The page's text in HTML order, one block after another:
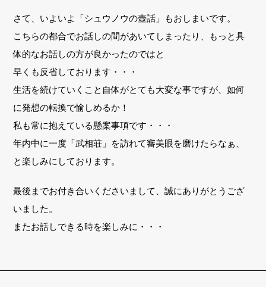
さて、いよいよ「シュウノウの壺話」もおしまいです。
こちらの都合でお話しの間があいてしまったり、もっと具
体的なお話しの方が良かったのではと
早くも反省しております・・・
生活を続けていくこと自体がとても大変な事ですが、如何
に発想の転換で愉しめるか！
私も常に抱えている懸案事項です・・・
年内中に一度「武相荘」を訪れて審美眼を磨けたらなぁ、
と楽しみにしております。
最後までお付き合いくださいまして、誠にありがとうござ
いました。
またお話しできる時を楽しみに・・・